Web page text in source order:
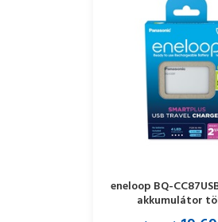
eneloop BQ-
akkumulátor